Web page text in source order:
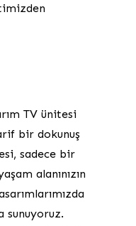
TV ünitesi
bir dokunuş
sadece bir
alanınızın
sunuyoruz.